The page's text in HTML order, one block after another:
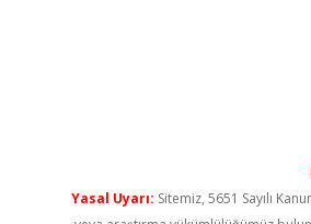
Yasal Uyarı: Sitemiz, 5651 Sayılı